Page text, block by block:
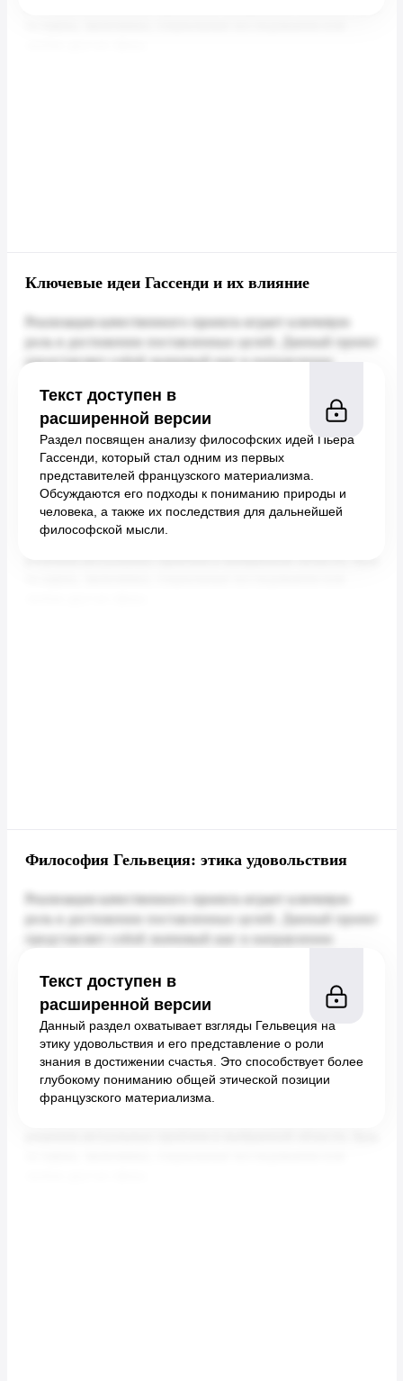
Ключевые идеи Гассенди и их влияние
Текст доступен в
расширенной версии
Раздел посвящен анализу философских идей Пьера
Гассенди, который стал одним из первых
представителей французского материализма.
Обсуждаются его подходы к пониманию природы и
человека, а также их последствия для дальнейшей
философской мысли.
Философия Гельвеция: этика удовольствия
Текст доступен в
расширенной версии
Данный раздел охватывает взгляды Гельвеция на
этику удовольствия и его представление о роли
знания в достижении счастья. Это способствует более
глубокому пониманию общей этической позиции
французского материализма.